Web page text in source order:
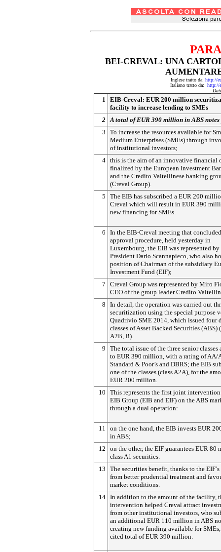
BEI-CREVAL: UNA
Inglese tratto da: http://
Italiano tratto da: http://
1
EIB-Creval: EUR 200 million
facility to increase lending to SMEs
2 A total of EUR 390 million in ABS notes
3
To increase the resources available for
Medium Enterprises (SMEs) through
of institutional investors;
4 this is the aim of an innovative financial
finalized by the European Investment
and the Credito Valtellinese banking
(Creval Group).
5
The EIB has subscribed a EUR 200
Creval which will result in EUR 390
new financing for SMEs.
6
In the EIB-Creval meeting that
approval procedure, held yesterday in
Luxembourg, the EIB was represented
President Dario Scannapieco, who also
position of Chairman of the subsidiary
Investment Fund (EIF);
7
Creval Group was represented by Miro
CEO of the group leader Credito
8
In detail, the operation was carried out
securitization using the special purpose
Quadrivio SME 2014, which issued four
classes of Asset Backed Securities (ABS)
A2B, B).
9
The total issue of the three senior classes
to EUR 390 million, with a rating of AA/
Standard & Poor’s and DBRS; the EIB
one of the classes (class A2A), for the
EUR 200 million.
10
This represents the first joint
EIB Group (EIB and EIF) on the ABS
through a dual operation:
11
on the one hand, the EIB invests EUR
in ABS;
12
on the other, the EIF guarantees EUR
class A1 securities.
13
The securities benefit, thanks to the
from better prudential treatment and
market conditions.
14 In addition to the amount of the facility,
intervention helped Creval attract
from other institutional investors, who
an additional EUR 110 million in ABS
creating new funding available for
cited total of EUR 390 million.